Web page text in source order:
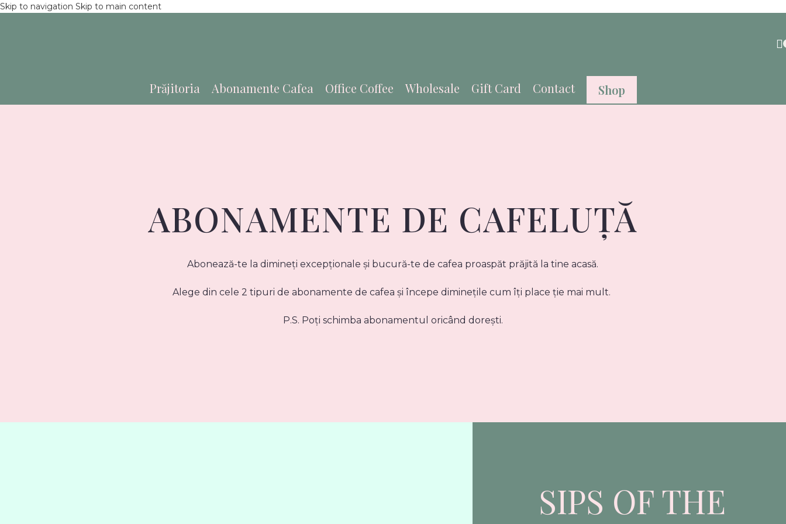
Skip to navigation Skip to main content
Prăjitoria Abonamente Cafea Office Coffee Wholesale Gift Card Contact Shop
ABONAMENTE DE CAFELUȚĂ
Abonează-te la dimineți excepționale și bucură-te de cafea proaspăt prăjită la tine acasă.
Alege din cele 2 tipuri de abonamente de cafea și începe diminețile cum îți place ție mai mult.
P.S. Poți schimba abonamentul oricând dorești.
SIPS OF THE